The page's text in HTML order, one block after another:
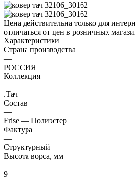
Цена действительна только для
отличаться от цен в розничных
Характеристики
Страна производства
—
РОССИЯ
Коллекция
—
.Тач
Состав
—
Frise — Полиэстер
Фактура
—
Структурный
Высота ворса, мм
—
9